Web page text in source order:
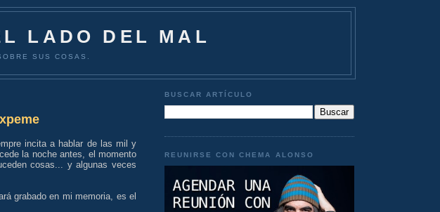
LADO DEL MAL
SUS COSAS.
incita a hablar de las mil y
la noche antes, el momento
cosas... y algunas veces
grabado en mi memoria, es el
BUSCAR ARTÍCULO
REUNIRSE CON CHEMA ALONSO